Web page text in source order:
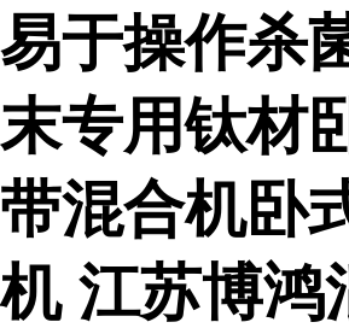
易于操作杀
末专用钛材
带混合机卧
机 江苏博鸿